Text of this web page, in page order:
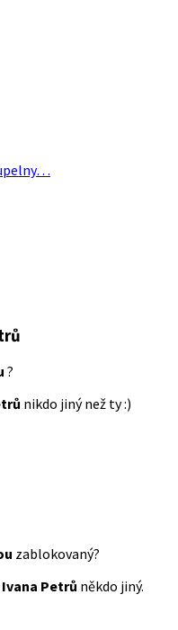
?
nikdo jiný než ty :)
zablokovaný?
Ivana Petrů někdo jiný.